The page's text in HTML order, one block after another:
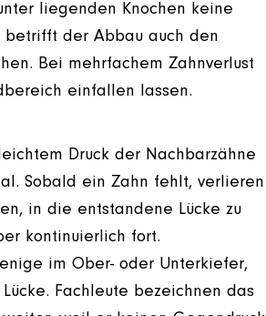
liegenden Knochen keine
betrifft der Abbau auch den
Bei mehrfachem Zahnverlust
einfallen lassen.
Druck der Nachbarzähne
Sobald ein Zahn fehlt, verlieren
in die entstandene Lücke zu
kontinuierlich fort.
im Ober- oder Unterkiefer,
Fachleute bezeichnen das